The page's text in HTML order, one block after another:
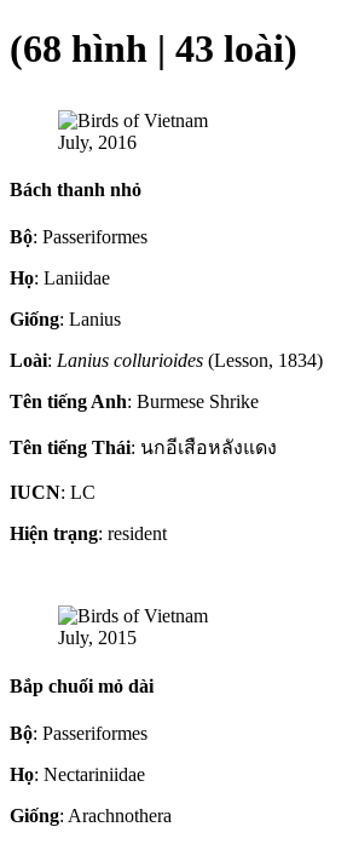
(68 hình | 43 loài)
July, 2016
Bách thanh nhỏ
Bộ: Passeriformes
Họ: Laniidae
Giống: Lanius
Loài: Lanius collurioides (Lesson, 1834)
Tên tiếng Anh: Burmese Shrike
Tên tiếng Thái: นกอีเสือหลังแดง
IUCN: LC
Hiện trạng: resident
July, 2015
Bắp chuối mỏ dài
Bộ: Passeriformes
Họ: Nectariniidae
Giống: Arachnothera